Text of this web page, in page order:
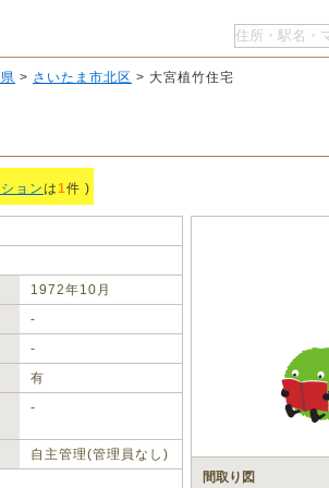
> さいたま市北区 > 大宮植竹住宅
ョンは1件 )
1972年10月
‐
‐
有
‐
自主管理(管理員なし)
間取り図